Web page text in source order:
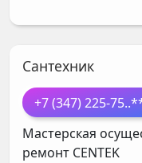
Сантехник
+7 (347) 225-75
Мастерская
ремонт CENTEK